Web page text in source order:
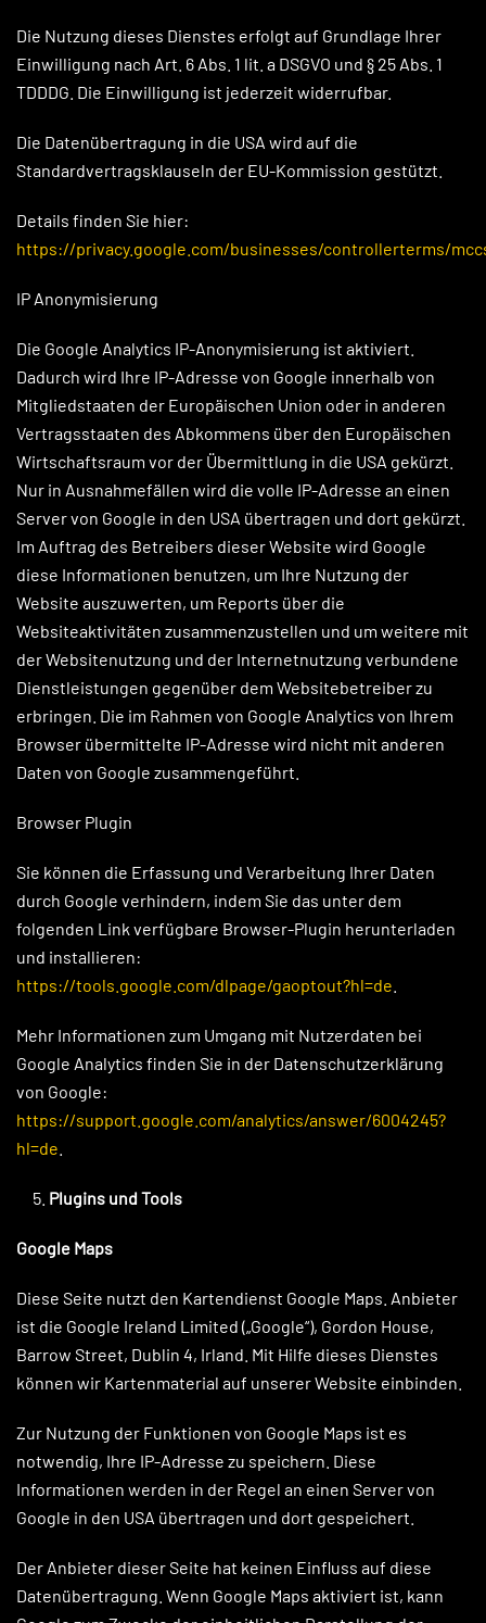
Die Nutzung dieses Dienstes erfolgt auf Grundlage Ihrer
Einwilligung nach Art. 6 Abs. 1 lit. a DSGVO und § 25 Abs. 1
TDDDG. Die Einwilligung ist jederzeit widerrufbar.
Die Datenübertragung in die USA wird auf die
Standardvertragsklauseln der EU-Kommission gestützt.
Details finden Sie hier:
https://privacy.google.com/businesses/controllerterms/
IP Anonymisierung
Die Google Analytics IP-Anonymisierung ist aktiviert.
Dadurch wird Ihre IP-Adresse von Google innerhalb von
Mitgliedstaaten der Europäischen Union oder in anderen
Vertragsstaaten des Abkommens über den Europäischen
Wirtschaftsraum vor der Übermittlung in die USA gekürzt.
Nur in Ausnahmefällen wird die volle IP-Adresse an einen
Server von Google in den USA übertragen und dort gekürzt.
Im Auftrag des Betreibers dieser Website wird Google
diese Informationen benutzen, um Ihre Nutzung der
Website auszuwerten, um Reports über die
Websiteaktivitäten zusammenzustellen und um weitere mit
der Websitenutzung und der Internetnutzung verbundene
Dienstleistungen gegenüber dem Websitebetreiber zu
erbringen. Die im Rahmen von Google Analytics von Ihrem
Browser übermittelte IP-Adresse wird nicht mit anderen
Daten von Google zusammengeführt.
Browser Plugin
Sie können die Erfassung und Verarbeitung Ihrer Daten
durch Google verhindern, indem Sie das unter dem
folgenden Link verfügbare Browser-Plugin herunterladen
und installieren:
https://tools.google.com/dlpage/gaoptout?hl=de
Mehr Informationen zum Umgang mit Nutzerdaten bei
Google Analytics finden Sie in der Datenschutzerklärung
von Google:
https://support.google.com/analytics/answer/6004245?
hl=de
Plugins und Tools
Google Maps
Diese Seite nutzt den Kartendienst Google Maps. Anbieter
ist die Google Ireland Limited („Google“), Gordon House,
Barrow Street, Dublin 4, Irland. Mit Hilfe dieses Dienstes
können wir Kartenmaterial auf unserer Website einbinden.
Zur Nutzung der Funktionen von Google Maps ist es
notwendig, Ihre IP-Adresse zu speichern. Diese
Informationen werden in der Regel an einen Server von
Google in den USA übertragen und dort gespeichert.
Der Anbieter dieser Seite hat keinen Einfluss auf diese
Datenübertragung. Wenn Google Maps aktiviert ist, kann